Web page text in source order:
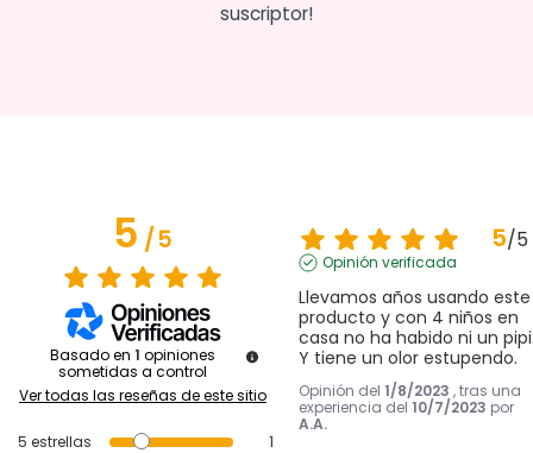
suscriptor!
5/5
Basado en 1 opiniones
sometidas a control
Ver todas las reseñas de este sitio
5 estrellas
1
5/5
Opinión verificada
Llevamos años usando este
producto y con 4 niños en
casa no ha habido ni un
Y tiene un olor estupendo.
Opinión del 1/8/2023 , tras una
experiencia del 10/7/2023 por
A.A.